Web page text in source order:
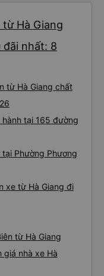
Hà Giang
đãi nhất: 8
từ Hà Giang chất
hành tại 165 đường
Phường Phương
xe từ Hà Giang đi
từ Hà Giang
giá nhà xe Hà